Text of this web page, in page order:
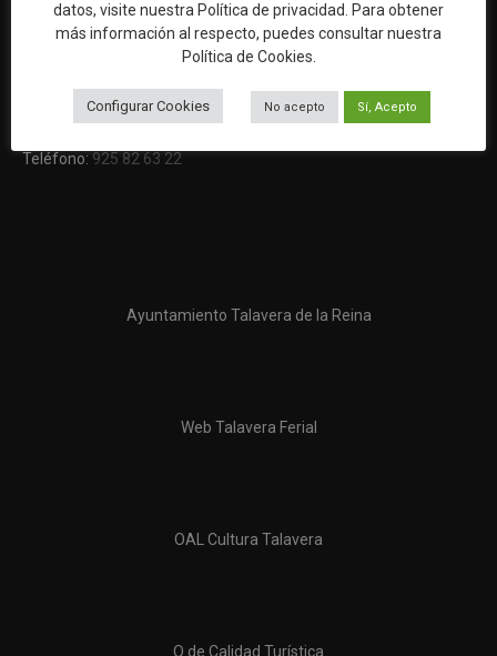
OFICINA DE TURISMO
oficinaturismo@talavera.org
Teléfono: 925 82 63 22
Ayuntamiento Talavera de la Reina
Web Talavera Ferial
OAL Cultura Talavera
Q de Calidad Turística
datos, visite nuestra Política de privacidad. Para obtener
más información al respecto, puedes consultar nuestra
Política de Cookies.
Configurar Cookies No acepto Sí, Acepto